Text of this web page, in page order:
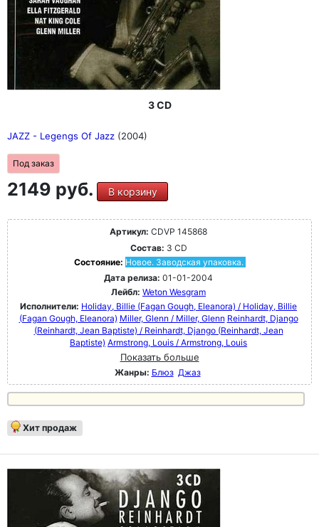
3 CD
JAZZ - Legengs Of Jazz (2004)
Под заказ
2149 руб. В корзину
Артикул: CDVP 145868
Состав: 3 CD
Состояние: Новое. Заводская упаковка.
Дата релиза: 01-01-2004
Лейбл: Weton Wesgram
Исполнители: Holiday, Billie (Fagan Gough, Eleanora) / Holiday, Billie
(Fagan Gough, Eleanora) Miller, Glenn / Miller, Glenn Reinhardt, Django
(Reinhardt, Jean Baptiste) / Reinhardt, Django (Reinhardt, Jean
Baptiste) Armstrong, Louis / Armstrong, Louis
Показать больше
Жанры: Блюз Джаз
Хит продаж